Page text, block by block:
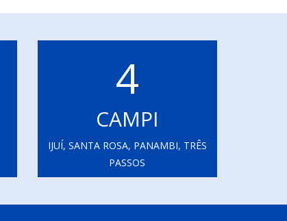
4
CAMPI
IJUÍ, SANTA ROSA, PANAMBI, TRÊS
PASSOS